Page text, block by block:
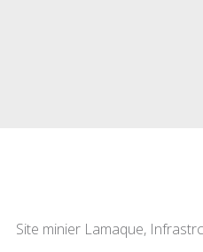
Site minier Lamaque,